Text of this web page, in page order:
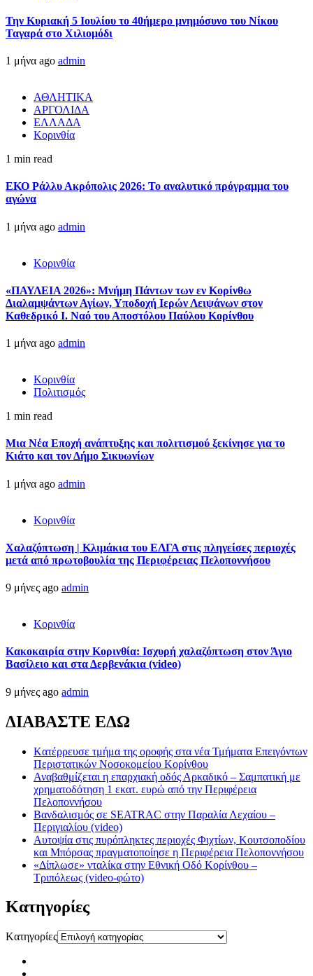
Την Κυριακή 5 Ιουλίου το 40ήμερο μνημόσυνο του Νίκου
Ταγαρά στο Χιλιομόδι
1 μήνα ago admin
ΑΘΛΗΤΙΚΑ
ΑΡΓΟΛΙΔΑ
ΕΛΛΑΔΑ
Κορινθία
1 min read
ΕΚΟ Ράλλυ Ακρόπολις 2026: Το αναλυτικό πρόγραμμα του
αγώνα
1 μήνα ago admin
Κορινθία
«ΠΑΥΛΕΙΑ 2026»: Μνήμη Πάντων των εν Κορίνθω
Διαλαμψάντων Αγίων, Υποδοχή Ιερών Λειψάνων στον
Καθεδρικό Ι. Ναό του Αποστόλου Παύλου Κορίνθου
1 μήνα ago admin
Κορινθία
Πολιτισμός
1 min read
Μια Νέα Εποχή ανάπτυξης και πολιτισμού ξεκίνησε για το
Κιάτο και τον Δήμο Σικυωνίων
1 μήνα ago admin
Κορινθία
Χαλαζόπτωση | Κλιμάκια του ΕΛΓΑ στις πληγείσες περιοχές
μετά από πρωτοβουλία της Περιφέρειας Πελοποννήσου
9 μήνες ago admin
Κορινθία
Κακοκαιρία στην Κορινθία: Ισχυρή χαλαζόπτωση στον Άγιο
Βασίλειο και στα Δερβενάκια (video)
9 μήνες ago admin
ΔΙΑΒΑΣΤΕ ΕΔΩ
Kατέρρευσε τμήμα της οροφής στα νέα Τμήματα Επειγόντων
Περιστατικών Νοσοκομείου Κορίνθου
Αναβαθμίζεται η επαρχιακή οδός Αρκαδικό – Σαμπατική με
χρηματοδότηση 1 εκατ. ευρώ από την Περιφέρεια
Πελοποννήσου
Βανδαλισμός σε SEATRAC στην Παραλία Λεχαίου –
Περιγιαλίου (video)
Αυτοψία στις πυρόπληκτες περιοχές Φιχτίων, Κουτσοποδίου
και Μπόρσας πραγματοποίησε η Περιφέρεια Πελοποννήσου
«Δίπλωσε» νταλίκα στην Εθνική Oδό Κορίνθου –
Τριπόλεως (video-φώτο)
Kατηγορίες
Kατηγορίες